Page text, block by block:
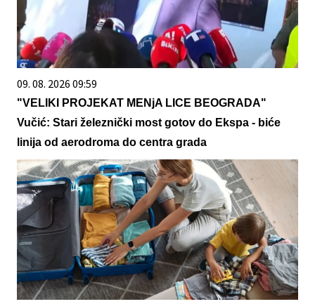
09. 08. 2026 09:59
"VELIKI PROJEKAT MENjA LICE BEOGRADA"
Vučić: Stari železnički most gotov do Ekspa - biće
linija od aerodroma do centra grada